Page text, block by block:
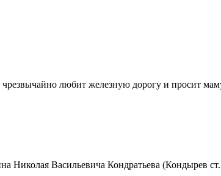
любит железную дорогу и просит
Николая Васильевича Кондратьева (Кондырев